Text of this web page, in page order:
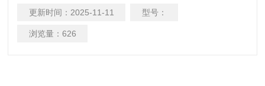
装操作简单、使用灵活。
更新时间： 2025-11-11 型号：
浏览量： 626